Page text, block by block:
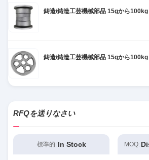
once you dial in the IPD
during long sessions. Highly r
鋳造/鋳造工芸機械部品 15gから
鋳造/鋳造工芸機械部品 15gから
RFQを送りなさい
標準的: In Stock MOQ: